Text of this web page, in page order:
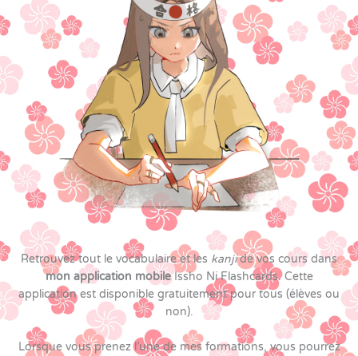
Retrouvez tout le vocabulaire et les kanjide vos cours dans
mon application mobileIssho Ni Flashcards. Cette
application est disponible gratuitement pour tous (élèves ou
non).
Lorsque vous prenez l’une de mes formations, vous pourrez